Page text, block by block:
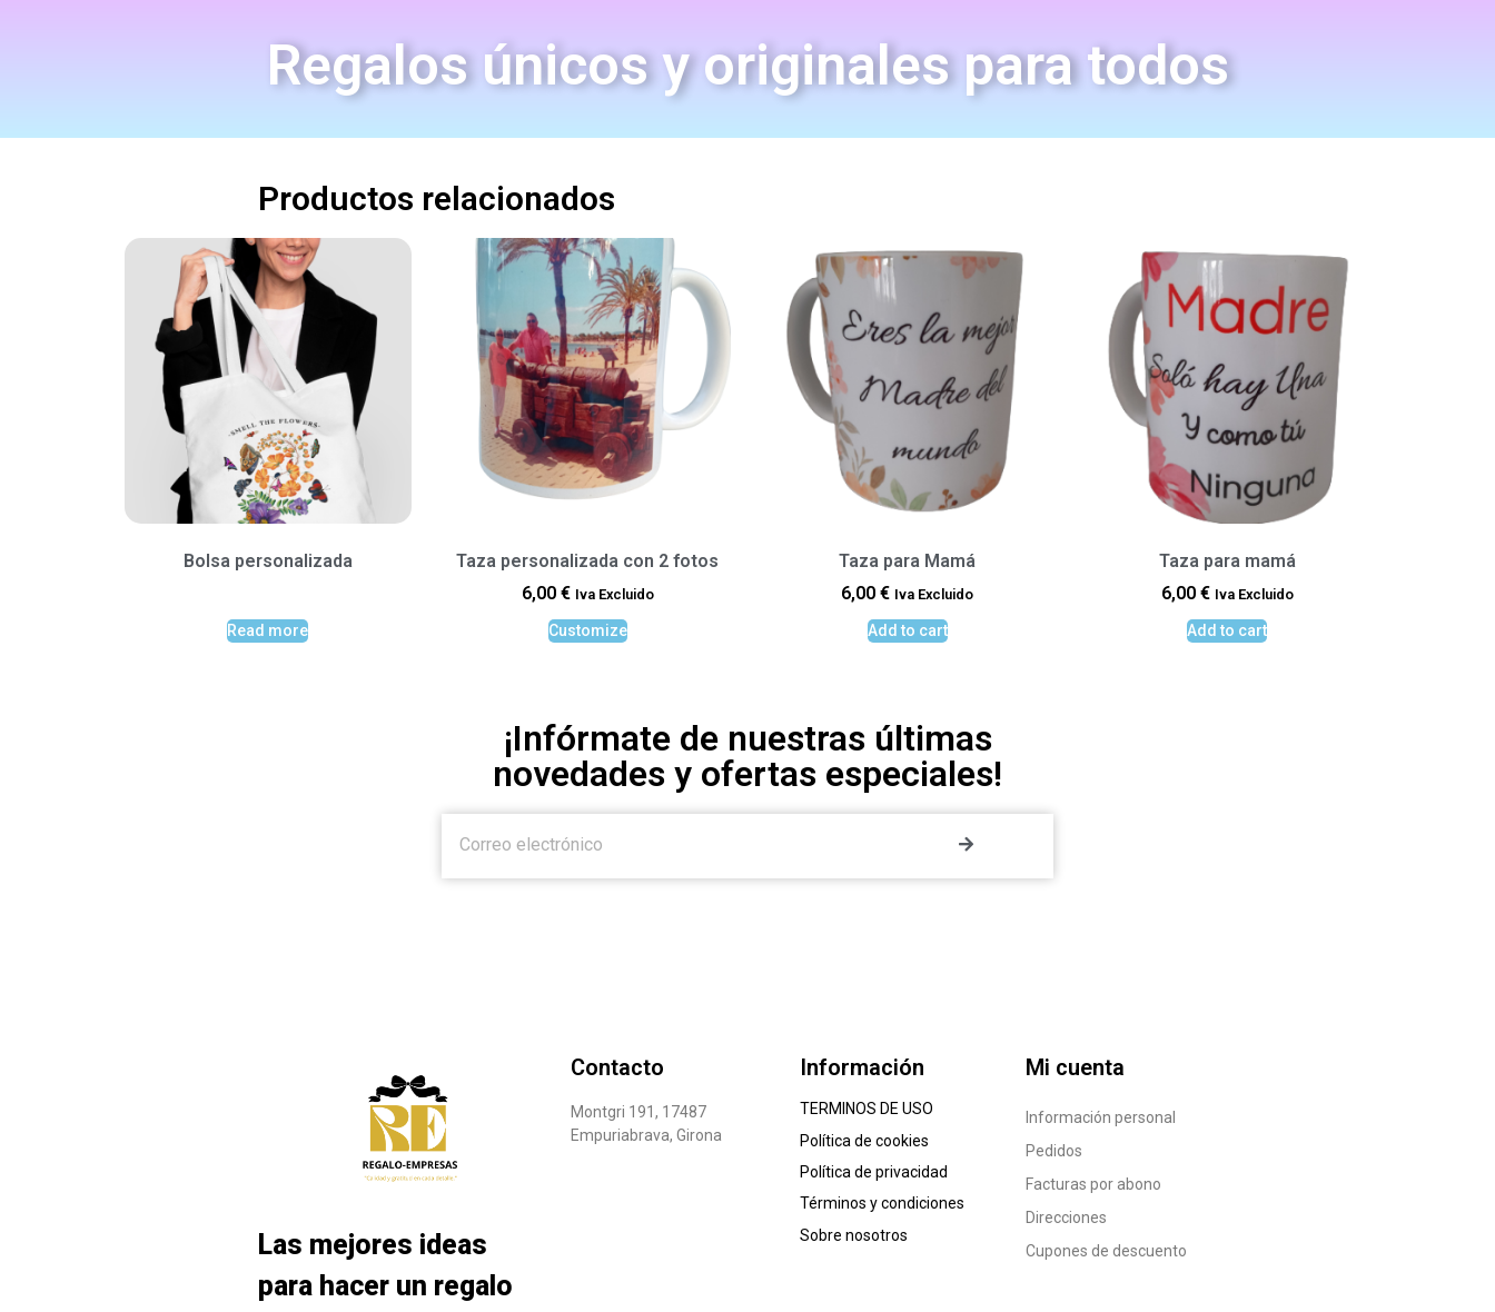
Regalos únicos y originales para todos
Productos relacionados
Bolsa personalizada
Read more
Taza personalizada con 2 fotos
6,00 € Iva Excluido
Customize
Taza para Mamá
6,00€ Iva Excluido
Add to cart
Taza para mamá
6,00 € Iva Excluido
Add to cart
¡Infórmate de nuestras últimas
novedades y ofertas especiales!
Las mejores ideas
para hacer un regalo
Contacto
Montgri 191, 17487
Empuriabrava, Girona
Información
TERMINOS DE USO
Política de cookies
Política de privacidad
Términos y condiciones
Sobre nosotros
Mi cuenta
Información personal
Pedidos
Facturas por abono
Direcciones
Cupones de descuento